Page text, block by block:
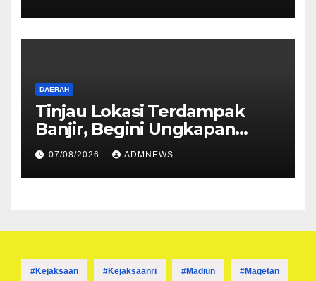
DAERAH
Tinjau Lokasi Terdampak
Banjir, Begini Ungkapan
Mahyeldi
07/08/2026 ADMNEWS
#kejaksaan #kejaksaanri #madiun #magetan